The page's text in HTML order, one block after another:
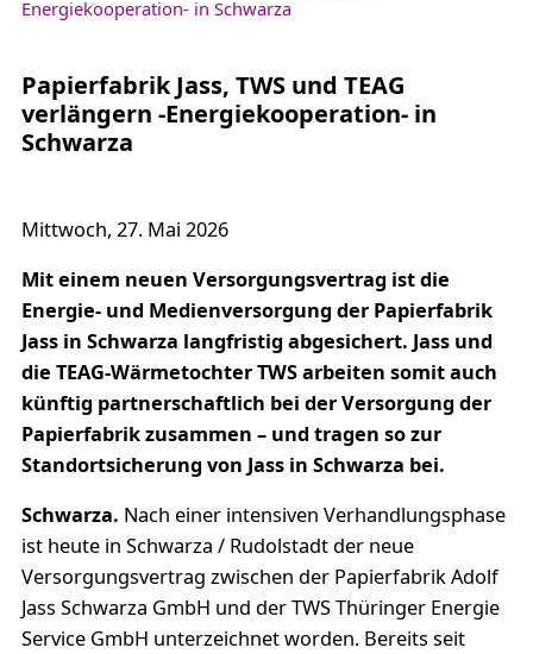
Energiekooperation- in Schwarza
Papierfabrik Jass, TWS und TEAG
verlängern -Energiekooperation- in
Schwarza
Mittwoch, 27. Mai 2026
Mit einem neuen Versorgungsvertrag ist die
Energie- und Medienversorgung der Papierfabrik
Jass in Schwarza langfristig abgesichert. Jass und
die TEAG-Wärmetochter TWS arbeiten somit auch
künftig partnerschaftlich bei der Versorgung der
Papierfabrik zusammen – und tragen so zur
Standortsicherung von Jass in Schwarza bei.
Schwarza. Nach einer intensiven Verhandlungsphase
ist heute in Schwarza / Rudolstadt der neue
Versorgungsvertrag zwischen der Papierfabrik Adolf
Jass Schwarza GmbH und der TWS Thüringer Energie
Service GmbH unterzeichnet worden. Bereits seit